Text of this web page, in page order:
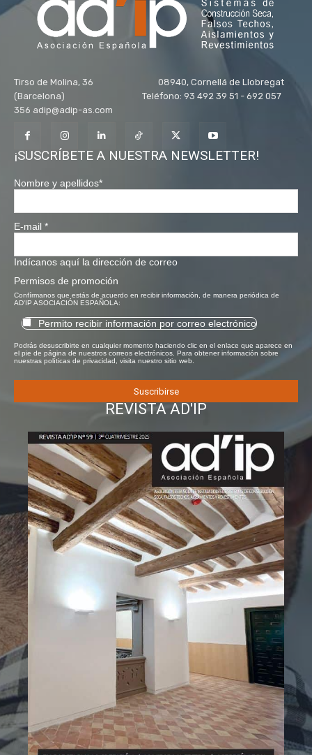
Tirso de Molina, 36 08940, Cornellá de Llobregat
(Barcelona) Teléfono: 93 492 39 51 - 692 057
356 adip@adip-as.com
¡SUSCRÍBETE A NUESTRA NEWSLETTER!
Nombre y apellidos*
E-mail *
Indícanos aquí la dirección de correo
Permisos de promoción
Confírmanos que estás de acuerdo en recibir información, de manera periódica de
AD'IP ASOCIACIÓN ESPAÑOLA:
Permito recibir información por correo electrónico
Podrás desuscribirte en cualquier momento haciendo clic en el enlace que aparece en
el pie de página de nuestros correos electrónicos. Para obtener información sobre
nuestras políticas de privacidad, visita nuestro sitio web.
REVISTA AD'IP